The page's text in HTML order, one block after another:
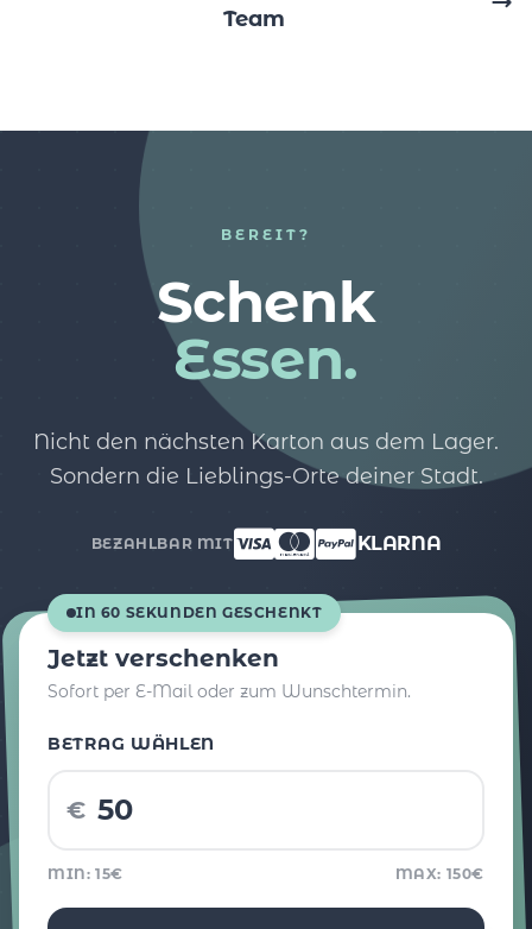
Team
BEREIT?
Schenk
Essen.
Nicht den nächsten Karton aus dem Lager.
Sondern die Lieblings-Orte deiner Stadt.
BEZAHLBAR MIT KLARNA
IN 60 SEKUNDEN GESCHENKT
Jetzt verschenken
Sofort per E-Mail oder zum Wunschtermin.
BETRAG WÄHLEN
€
MIN: 15€ MAX: 150€